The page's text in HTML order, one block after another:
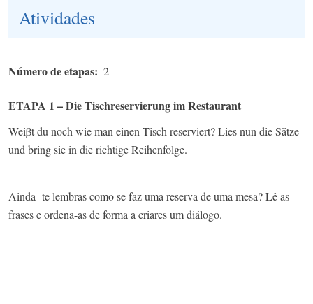
Atividades
Número de etapas 2
ETAPA 1 – Die Tischreservierung im Restaurant
Weiβt du noch wie man einen Tisch reserviert? Lies nun die Sätze
und bring sie in die richtige Reihenfolge.​
Ainda te lembras como se faz uma reserva de uma mesa? Lê as
frases e ordena-as de forma a criares um diálogo.